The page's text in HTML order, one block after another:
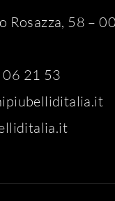
Rosazza, 58 –
21 53